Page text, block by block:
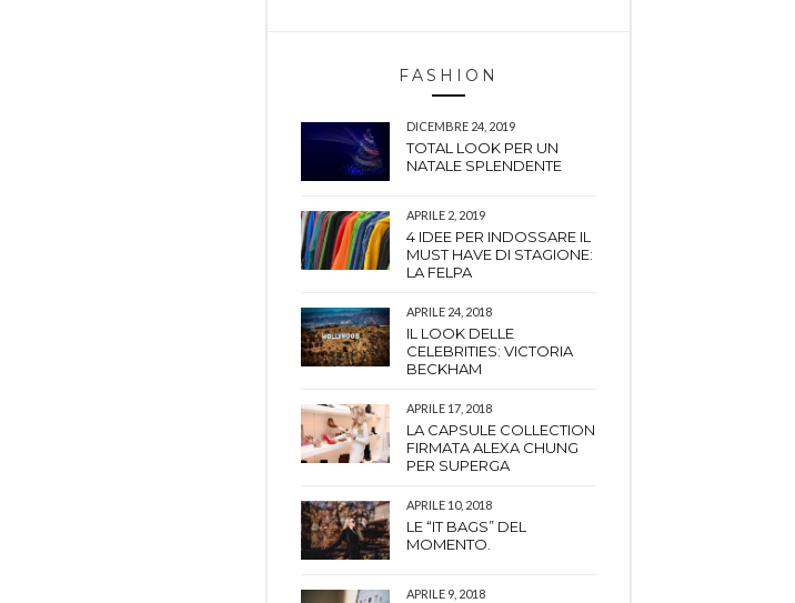
FASHION
DICEMBRE 24, 2019
TOTAL LOOK PER UN
NATALE SPLENDENTE
APRILE 2, 2019
4 IDEE PER INDOSSARE IL
MUST HAVE DI STAGIONE:
LA FELPA
APRILE 24, 2018
IL LOOK DELLE
CELEBRITIES: VICTORIA
BECKHAM
APRILE 17, 2018
LA CAPSULE COLLECTION
FIRMATA ALEXA CHUNG
PER SUPERGA
APRILE 10, 2018
LE “IT BAGS” DEL
MOMENTO.
APRILE 9, 2018